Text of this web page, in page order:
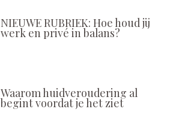
NIEUWE RUBRIEK: Hoe houd jij
werk en privé in balans?
Waarom huidveroudering al
begint voordat je het ziet